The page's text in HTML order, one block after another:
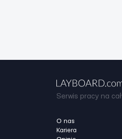
Serwis pracy na
O nas
Kariera